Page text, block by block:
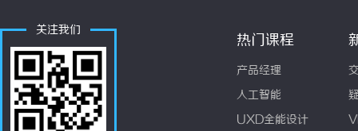
关注我们
热门课程
产品经理
人工智能
UXD全能设计